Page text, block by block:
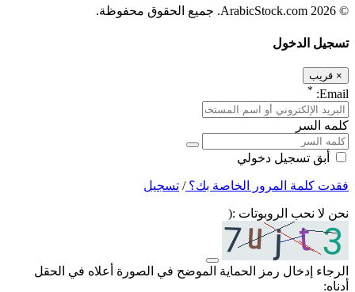
© 2026 ArabicStock.com. جميع الحقوق محفوظة.
تسجيل الدخول
× قريب
Email:
*
كلمه السر
أبق تسجيل دخولي
فقدت كلمة المرور الخاصة بك؟/ تسجيل
نحن لا نحب الروبوتات :(
الرجاء إدخال رمز الحماية الموضح في الصورة أعلاه في الحقل
أدناه: